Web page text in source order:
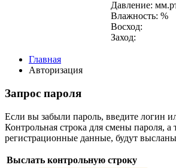
Давление:
Влажность: %
Восход:
Заход:
Главная
Авторизация
Запрос пароля
Если вы забыли пароль, введите логин
Контрольная строка для смены пароля, а
регистрационные данные, будут
Выслать контрольную строку